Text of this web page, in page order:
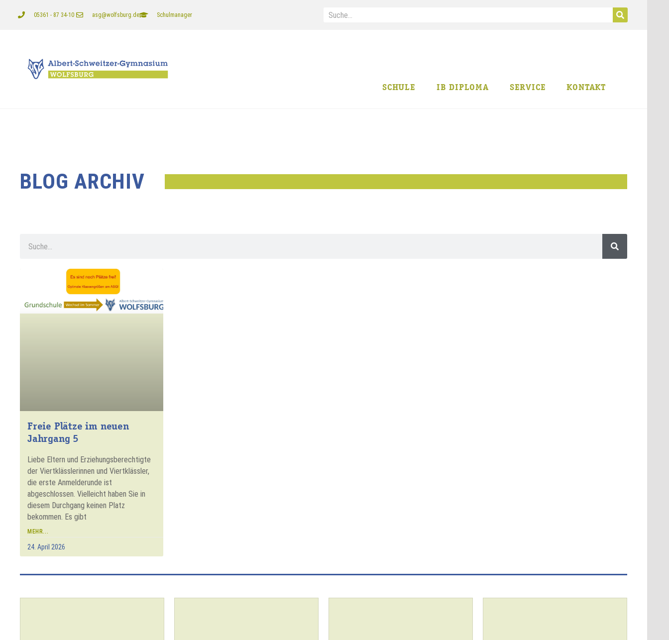
05361 - 87 34-10 asg@wolfsburg.de Schulmanager
SCHULE IB DIPLOMA SERVICE KONTAKT
BLOG ARCHIV
Freie Plätze im neuen
Jahrgang 5
Liebe Eltern und Erziehungsberechtigte
der Viertklässlerinnen und Viertklässler,
die erste Anmelderunde ist
abgeschlossen. Vielleicht haben Sie in
diesem Durchgang keinen Platz
bekommen. Es gibt
MEHR...
24. April 2026